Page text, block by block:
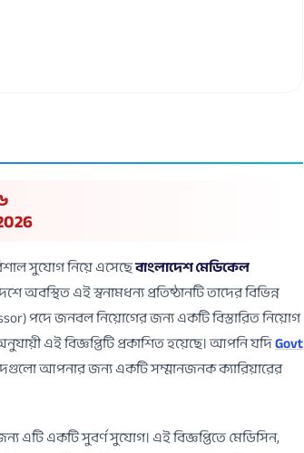
সুযোগ নিয়ে এসেছেবাংলাদেশ মেডিকেল
অবস্থিত এই স্বনামধন্য প্রতিষ্ঠানটি তাদের বিভিন্ন
পদে জনবল নিয়োগের জন্য একটি বিস্তারিত নিয়োগ
এই বিজ্ঞপ্তিটি প্রকাশিত হয়েছে। আপনি যদিGovt
আপনার জন্য একটি সম্মানজনক ক্যারিয়ারের
এটি একটি সুবর্ণ সুযোগ। এই বিজ্ঞপ্তিতে মেডিসিন,